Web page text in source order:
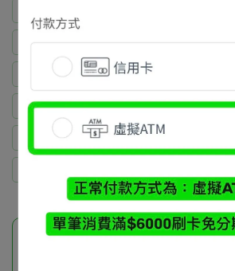
張俊傑 長褲酒紅L 翁緯綸 帽子
黃旭廷牛仔褲 L
Yi-chin Hsu 白色短褲M+水豚君上衣
陳薇如 短褲深藍m 風褲+綠m (2)
此商品參與的優惠活動